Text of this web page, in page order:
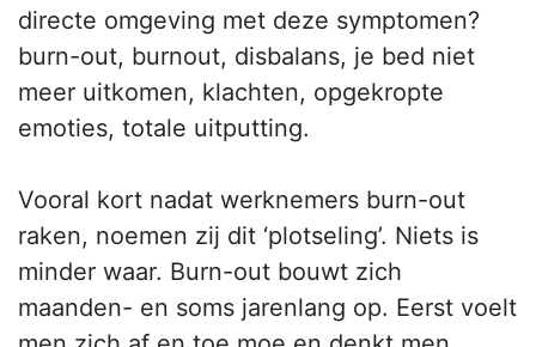
directe omgeving met deze symptomen?
burn-out, burnout, disbalans, je bed niet
meer uitkomen, klachten, opgekropte
emoties, totale uitputting.
Vooral kort nadat werknemers burn-out
raken, noemen zij dit ‘plotseling’. Niets is
minder waar. Burn-out bouwt zich
maanden- en soms jarenlang op. Eerst voelt